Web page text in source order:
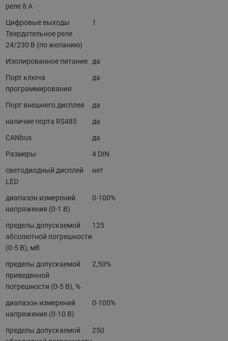
реле 8 А
Цифровые выходы
Твердотельное реле
24/230 В (по желанию)
1
Изолированное питание
да
Порт ключа
программирования
да
Порт внешнего дисплея
да
наличие порта RS485
да
CANbus
да
Размеры
4 DIN
светодиодный дисплей
LED
нет
диапазон измерений
напряжения (0-1 В)
0-100%
пределы допускаемой
абсолютной погрешности
(0-5 В), мВ
125
пределы допускаемой
приведенной
погрешности (0-5 В), %
2,50%
диапазон измерений
напряжения (0-10 В)
0-100%
пределы допускаемой
250